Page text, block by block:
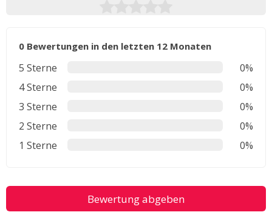
0 Bewertungen in den letzten 12 Monaten
5 Sterne
0%
4 Sterne
0%
3 Sterne
0%
2 Sterne
0%
1 Sterne
0%
Bewertung abgeben